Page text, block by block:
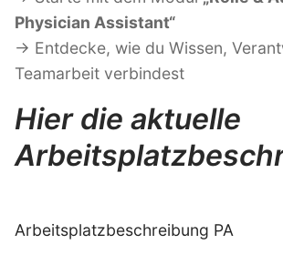
Physician Assistant“
→ Entdecke, wie du Wissen,
Teamarbeit verbindest
Hier die aktuelle
Arbeitsplatzbeschreibung PA